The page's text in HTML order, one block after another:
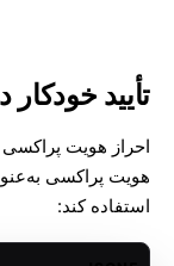
تأیید خودکار
احراز هویت پراکسی
هویت پراکسی
استفاده کند: